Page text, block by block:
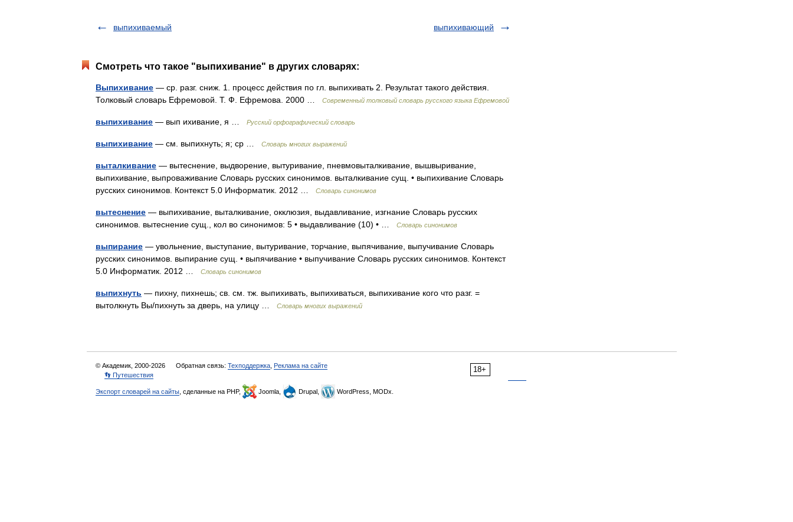
выпихиваемый выпихивающий
Смотреть что такое "выпихивание" в других словарях:
Выпихивание — ср. разг. сниж. 1. процесс действия по гл. выпихивать 2. Результат такого действия.
Толковый словарь Ефремовой. Т. Ф. Ефремова. 2000 …
Современный толковый словарь русского языка Ефремовой
выпихивание — вып ихивание, я … Русский орфографический словарь
выпихивание — см. выпихнуть; я; ср … Словарь многих выражений
выталкивание — вытеснение, выдворение, вытуривание, пневмовыталкивание, вышвыривание,
выпихивание, выпроваживание Словарь русских синонимов. выталкивание сущ. • выпихивание Словарь
русских синонимов. Контекст 5.0 Информатик. 2012 …
Словарь синонимов
вытеснение — выпихивание, выталкивание, окклюзия, выдавливание, изгнание Словарь русских
синонимов. вытеснение сущ., кол во синонимов: 5 • выдавливание (10) • …
Словарь синонимов
выпирание — увольнение, выступание, вытуривание, торчание, выпячивание, выпучивание Словарь
русских синонимов. выпирание сущ. • выпячивание • выпучивание Словарь русских синонимов. Контекст
5.0 Информатик. 2012 …
Словарь синонимов
выпихнуть — пихну, пихнешь; св. см. тж. выпихивать, выпихиваться, выпихивание кого что разг. =
вытолкнуть Вы/пихнуть за дверь, на улицу …
Словарь многих выражений
18+
© Академик, 2000-2026 Обратная связь: Техподдержка Реклама на сайте
👣 Путешествия
Экспорт словарей на сайты , сделанные на PHP, Joomla, Drupal, WordPress, MODx.